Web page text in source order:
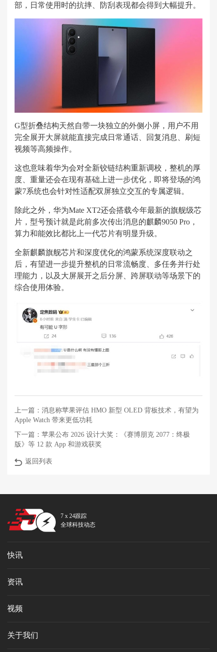
部，日常使用时的抗摔、防刮表现都会得到大幅提升。
G型折叠结构天然自带一块独立的外侧小屏，用户不用
完全展开大屏就能直接完成日常通话、回复消息、刷短
视频等高频操作。
这也意味着华为会对全新铰链结构重新调校，整机的厚
度、重量还会在现有基础上进一步优化，即将登场的鸿
蒙7系统也会针对性适配双屏独立交互的专属逻辑。
除此之外，华为Mate XT2还会搭载今年最新的旗舰级芯
片，型号预计就是此前多次传出消息的麒麟9050 Pro，
算力和能效比都比上一代芯片有明显升级。
全新麒麟旗舰芯片和深度优化的鸿蒙系统深度联动之
后，有望进一步提升整机的日常流畅度、多任务并行处
理能力，以及大屏展开之后分屏、跨屏联动等场景下的
综合使用体验。
上一篇： 消息称苹果评估 HMO 新型 OLED 背板技术，有望为
Apple Watch 带来更低功耗
下一篇： 苹果公布 2026 设计大奖：《赛博朋克 2077：终极
版》等 12 款 App 和游戏获奖
返回列表
7 x 24跟踪
全球科技动态
快讯
资讯
视频
关于我们